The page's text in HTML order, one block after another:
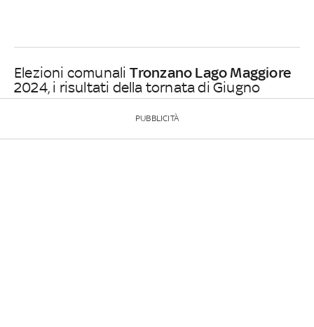
Elezioni comunali Tronzano Lago Maggiore
2024, i risultati della tornata di Giugno
PUBBLICITÀ